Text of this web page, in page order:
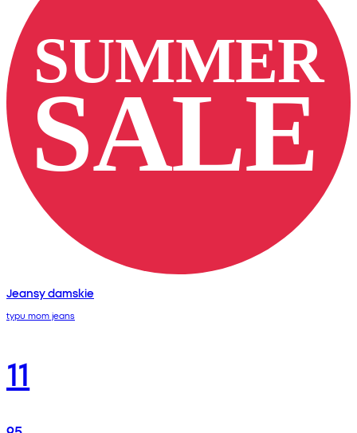
Jeansy damskie
typu mom jeans
11